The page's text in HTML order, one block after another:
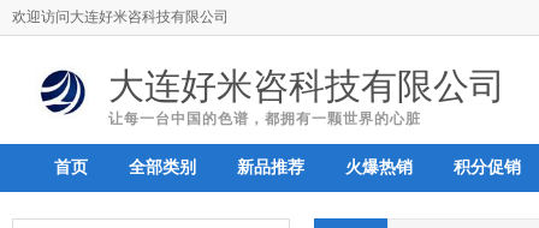
欢迎访问大连好米咨科技有限公司
大连好米咨科技有限公司
让每一台中国的色谱，都拥有一颗世界的心脏
首页 全部类别 新品推荐 火爆热销 积分促销